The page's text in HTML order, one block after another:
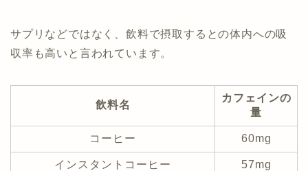
サプリなどではなく、飲料で摂取するとの体内への吸
収率も高いと言われています。
飲料名
カフェインの
量
コーヒー 60mg
インスタントコーヒー 57mg